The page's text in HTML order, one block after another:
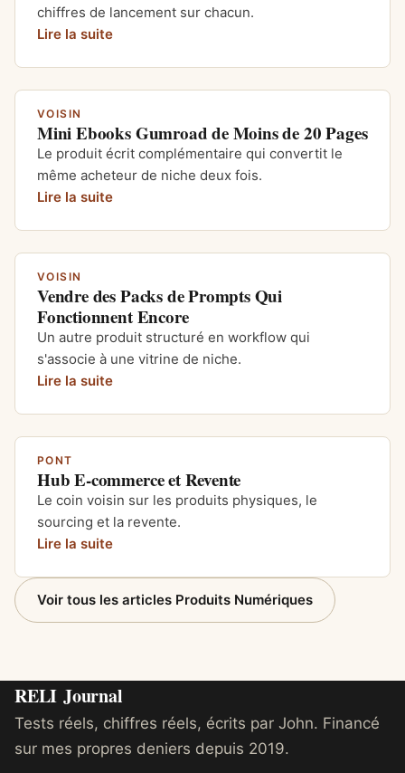
chiffres de lancement sur chacun.
Lire la suite
VOISIN
Mini Ebooks Gumroad de Moins de 20 Pages
Le produit écrit complémentaire qui convertit le
même acheteur de niche deux fois.
Lire la suite
VOISIN
Vendre des Packs de Prompts Qui
Fonctionnent Encore
Un autre produit structuré en workflow qui
s'associe à une vitrine de niche.
Lire la suite
PONT
Hub E-commerce et Revente
Le coin voisin sur les produits physiques, le
sourcing et la revente.
Lire la suite
Voir tous les articles Produits Numériques
RELI Journal
Tests réels, chiffres réels, écrits par John. Financé
sur mes propres deniers depuis 2019.